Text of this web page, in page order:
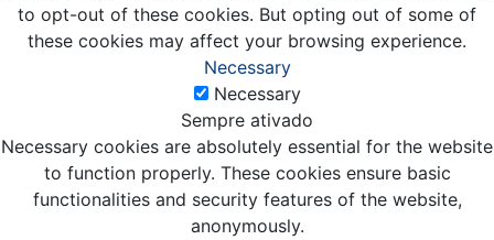
to opt-out of these cookies. But opting out of some of
these cookies may affect your browsing experience.
Necessary
Necessary
Sempre ativado
Necessary cookies are absolutely essential for the website
to function properly. These cookies ensure basic
functionalities and security features of the website,
anonymously.